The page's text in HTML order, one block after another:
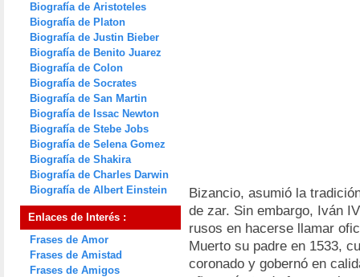
Biografía de Aristoteles
Biografía de Platon
Biografía de Justin Bieber
Biografía de Benito Juarez
Biografía de Colon
Biografía de Socrates
Biografía de San Martin
Biografía de Issac Newton
Biografía de Stebe Jobs
Biografía de Selena Gomez
Biografía de Shakira
Biografía de Charles Darwin
Biografía de Albert Einstein
Enlaces de Interés :
Frases de Amor
Frases de Amistad
Frases de Amigos
Bizancio, asumió la
de zar. Sin embargo, Iván
rusos en hacerse llamar
Muerto su padre en 1533,
coronado y gobernó en